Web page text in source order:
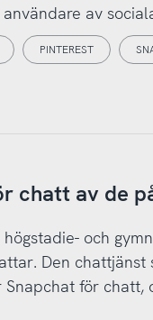
av
PINTEREST
chatt av de
och
Den
för